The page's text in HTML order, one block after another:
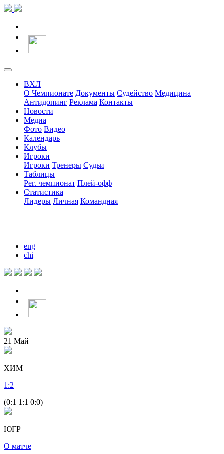
ВХЛ
О Чемпионате Документы Судейство Медицина
Антидопинг Реклама Контакты
Новости
Медиа
Фото Видео
Календарь
Клубы
Игроки
Игроки Тренеры Судьи
Таблицы
Рег. чемпионат Плей-офф
Статистика
Лидеры Личная Командная
eng
chi
21 Май
ХИМ
1 :2
(0:1 1:1 0:0)
ЮГР
О матче